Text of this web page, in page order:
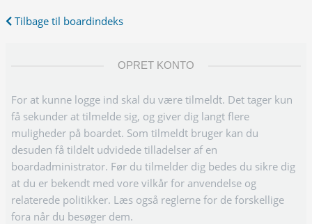
Tilbage til boardindeks
OPRET KONTO
For at kunne logge ind skal du være tilmeldt. Det tager kun
få sekunder at tilmelde sig, og giver dig langt flere
muligheder på boardet. Som tilmeldt bruger kan du
desuden få tildelt udvidede tilladelser af en
boardadministrator. Før du tilmelder dig bedes du sikre dig
at du er bekendt med vore vilkår for anvendelse og
relaterede politikker. Læs også reglerne for de forskellige
fora når du besøger dem.